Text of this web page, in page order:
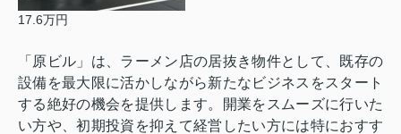
17.6万円
「原ビル」は、ラーメン店の居抜き物件として、既存の
設備を最大限に活かしながら新たなビジネスをスタート
する絶好の機会を提供します。開業をスムーズに行いた
い方や、初期投資を抑えて経営したい方には特におすす